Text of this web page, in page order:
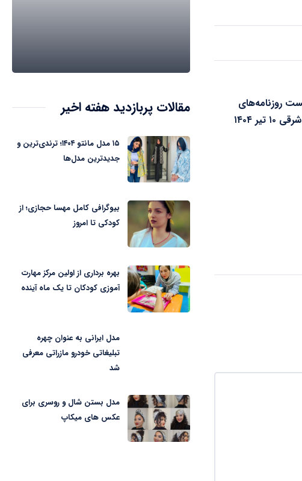
روزنامه‌های
تیر ۱۴۰۴
مقالات پربازدید هفته اخیر
۱۵ مدل مانتو ۱۴۰۴؛ ترندی‌ترین و
جدیدترین مدل‌ها
بیوگرافی کامل مهسا حجازی؛ از
کودکی تا امروز
بهره برداری از اولین مرکز مهارت
آموزی کودکان تا یک ماه آینده
مدل ایرانی به عنوان چهره
تبلیغاتی خودرو مازراتی معرفی
شد
مدل بستن شال و روسری برای
عکس های میکاپ